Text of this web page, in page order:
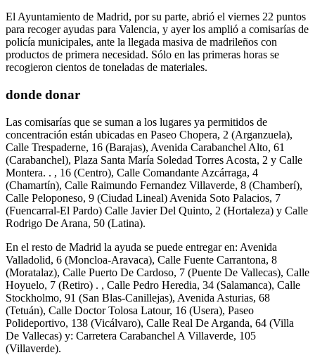
El Ayuntamiento de Madrid, por su parte, abrió el viernes 22 puntos
para recoger ayudas para Valencia, y ayer los amplió a comisarías de
policía municipales, ante la llegada masiva de madrileños con
productos de primera necesidad. Sólo en las primeras horas se
recogieron cientos de toneladas de materiales.
donde donar
Las comisarías que se suman a los lugares ya permitidos de
concentración están ubicadas en Paseo Chopera, 2 (Arganzuela),
Calle Trespaderne, 16 (Barajas), Avenida Carabanchel Alto, 61
(Carabanchel), Plaza Santa María Soledad Torres Acosta, 2 y Calle
Montera. . , 16 (Centro), Calle Comandante Azcárraga, 4
(Chamartín), Calle Raimundo Fernandez Villaverde, 8 (Chamberí),
Calle Peloponeso, 9 (Ciudad Lineal) Avenida Soto Palacios, 7
(Fuencarral-El Pardo) Calle Javier Del Quinto, 2 (Hortaleza) y Calle
Rodrigo De Arana, 50 (Latina).
En el resto de Madrid la ayuda se puede entregar en: Avenida
Valladolid, 6 (Moncloa-Aravaca), Calle Fuente Carrantona, 8
(Moratalaz), Calle Puerto De Cardoso, 7 (Puente De Vallecas), Calle
Hoyuelo, 7 (Retiro) . , Calle Pedro Heredia, 34 (Salamanca), Calle
Stockholmo, 91 (San Blas-Canillejas), Avenida Asturias, 68
(Tetuán), Calle Doctor Tolosa Latour, 16 (Usera), Paseo
Polideportivo, 138 (Vicálvaro), Calle Real De Arganda, 64 (Villa
De Vallecas) y: Carretera Carabanchel A Villaverde, 105
(Villaverde).